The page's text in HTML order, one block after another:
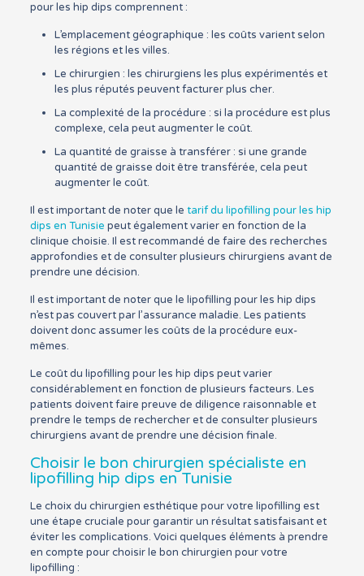
pour les hip dips comprennent :
L’emplacement géographique : les coûts varient selon
les régions et les villes.
Le chirurgien : les chirurgiens les plus expérimentés et
les plus réputés peuvent facturer plus cher.
La complexité de la procédure : si la procédure est plus
complexe, cela peut augmenter le coût.
La quantité de graisse à transférer : si une grande
quantité de graisse doit être transférée, cela peut
augmenter le coût.
Il est important de noter que le tarif du lipofilling pour les hip
dips en Tunisie peut également varier en fonction de la
clinique choisie. Il est recommandé de faire des recherches
approfondies et de consulter plusieurs chirurgiens avant de
prendre une décision.
Il est important de noter que le lipofilling pour les hip dips
n’est pas couvert par l’assurance maladie. Les patients
doivent donc assumer les coûts de la procédure eux-
mêmes.
Le coût du lipofilling pour les hip dips peut varier
considérablement en fonction de plusieurs facteurs. Les
patients doivent faire preuve de diligence raisonnable et
prendre le temps de rechercher et de consulter plusieurs
chirurgiens avant de prendre une décision finale.
Choisir le bon chirurgien spécialiste en
lipofilling hip dips en Tunisie
Le choix du chirurgien esthétique pour votre lipofilling est
une étape cruciale pour garantir un résultat satisfaisant et
éviter les complications. Voici quelques éléments à prendre
en compte pour choisir le bon chirurgien pour votre
lipofilling :